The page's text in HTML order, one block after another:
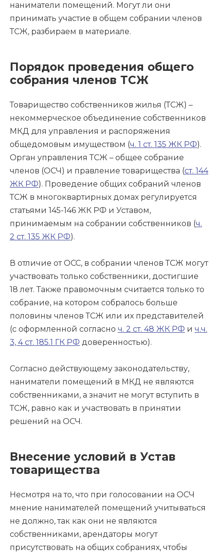
наниматели помещений. Могут ли они
принимать участие в общем собрании членов
ТСЖ, разбираем в материале.
Порядок проведения общего
собрания членов ТСЖ
Товарищество собственников жилья (ТСЖ) –
некоммерческое объединение собственников
МКД для управления и распоряжения
общедомовым имуществом (ч. 1 ст. 135 ЖК РФ).
Орган управления ТСЖ – общее собрание
членов (ОСЧ) и правление товарищества (ст. 144
ЖК РФ). Проведение общих собраний членов
ТСЖ в многоквартирных домах регулируется
статьями 145-146 ЖК РФ и Уставом,
принимаемым на собрании собственников (ч.
2 ст. 135 ЖК РФ).
В отличие от ОСС, в собрании членов ТСЖ могут
участвовать только собственники, достигшие
18 лет. Также правомочным считается только то
собрание, на котором собралось больше
половины членов ТСЖ или их представителей
(с оформленной согласно ч. 2 ст. 48 ЖК РФ и ч.ч.
3, 4 ст. 185.1 ГК РФ доверенностью).
Согласно действующему законодательству,
наниматели помещений в МКД не являются
собственниками, а значит не могут вступить в
ТСЖ, равно как и участвовать в принятии
решений на ОСЧ.
Внесение условий в Устав
товарищества
Несмотря на то, что при голосовании на ОСЧ
мнение нанимателей помещений учитываться
не должно, так как они не являются
собственниками, арендаторы могут
присутствовать на общих собраниях, чтобы